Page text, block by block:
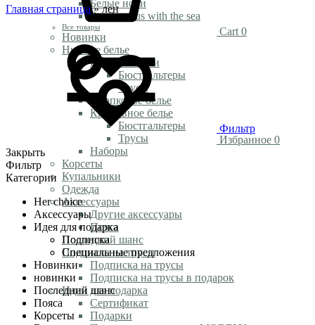
Белые ночи
Rendezvous with the sea
Все товары
Новинки
Нижнее белье
Белье из сетки
Бюстгальтеры
Трусы
Хлопковое белье
Кружевное белье
Бюстгальтеры
Трусы
Наборы
Корсеты
Купальники
Одежда
Аксессуары
Другие аксессуары
Пояса
Последний шанс
Подписка на трусы
Подписка на трусы
Подписка на трусы в подарок
Идеи для подарка
Сертификат
Подарки
Cart 0
Избранное 0
Главная страница»лен
Фильтр
Закрыть
Фильтр
Категории
Her choice
Аксессуары
Идея для подарка
Подписка
Специальные предложения
Новинки
новинки
Последний шанс
Пояса
Корсеты